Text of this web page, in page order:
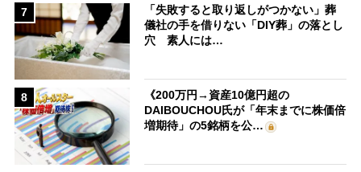
7
「失敗すると取り返しがつかない」葬
儀社の手を借りない「DIY葬」の落とし
穴 素人には…
8
《200万円→資産10億円超の
DAIBOUCHOU氏が「年末までに株価倍
増期待」の5銘柄を公…